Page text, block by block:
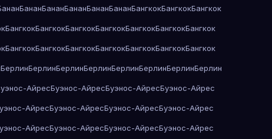
БананБананБананБананБананБангкокБангкокБангкок
БангкокБангкокБангкокБангкокБангкокБангкокБангкок
БангкокБангкокБангкокБангкокБангкокБангкокБангкок
БерлинБерлинБерлинБерлинБерлинБерлинБерлинБерлин
АйресБуэнос-АйресБуэнос-АйресБуэнос-Айрес
АйресБуэнос-АйресБуэнос-АйресБуэнос-Айрес
АйресБуэнос-АйресБуэнос-АйресБуэнос-Айрес